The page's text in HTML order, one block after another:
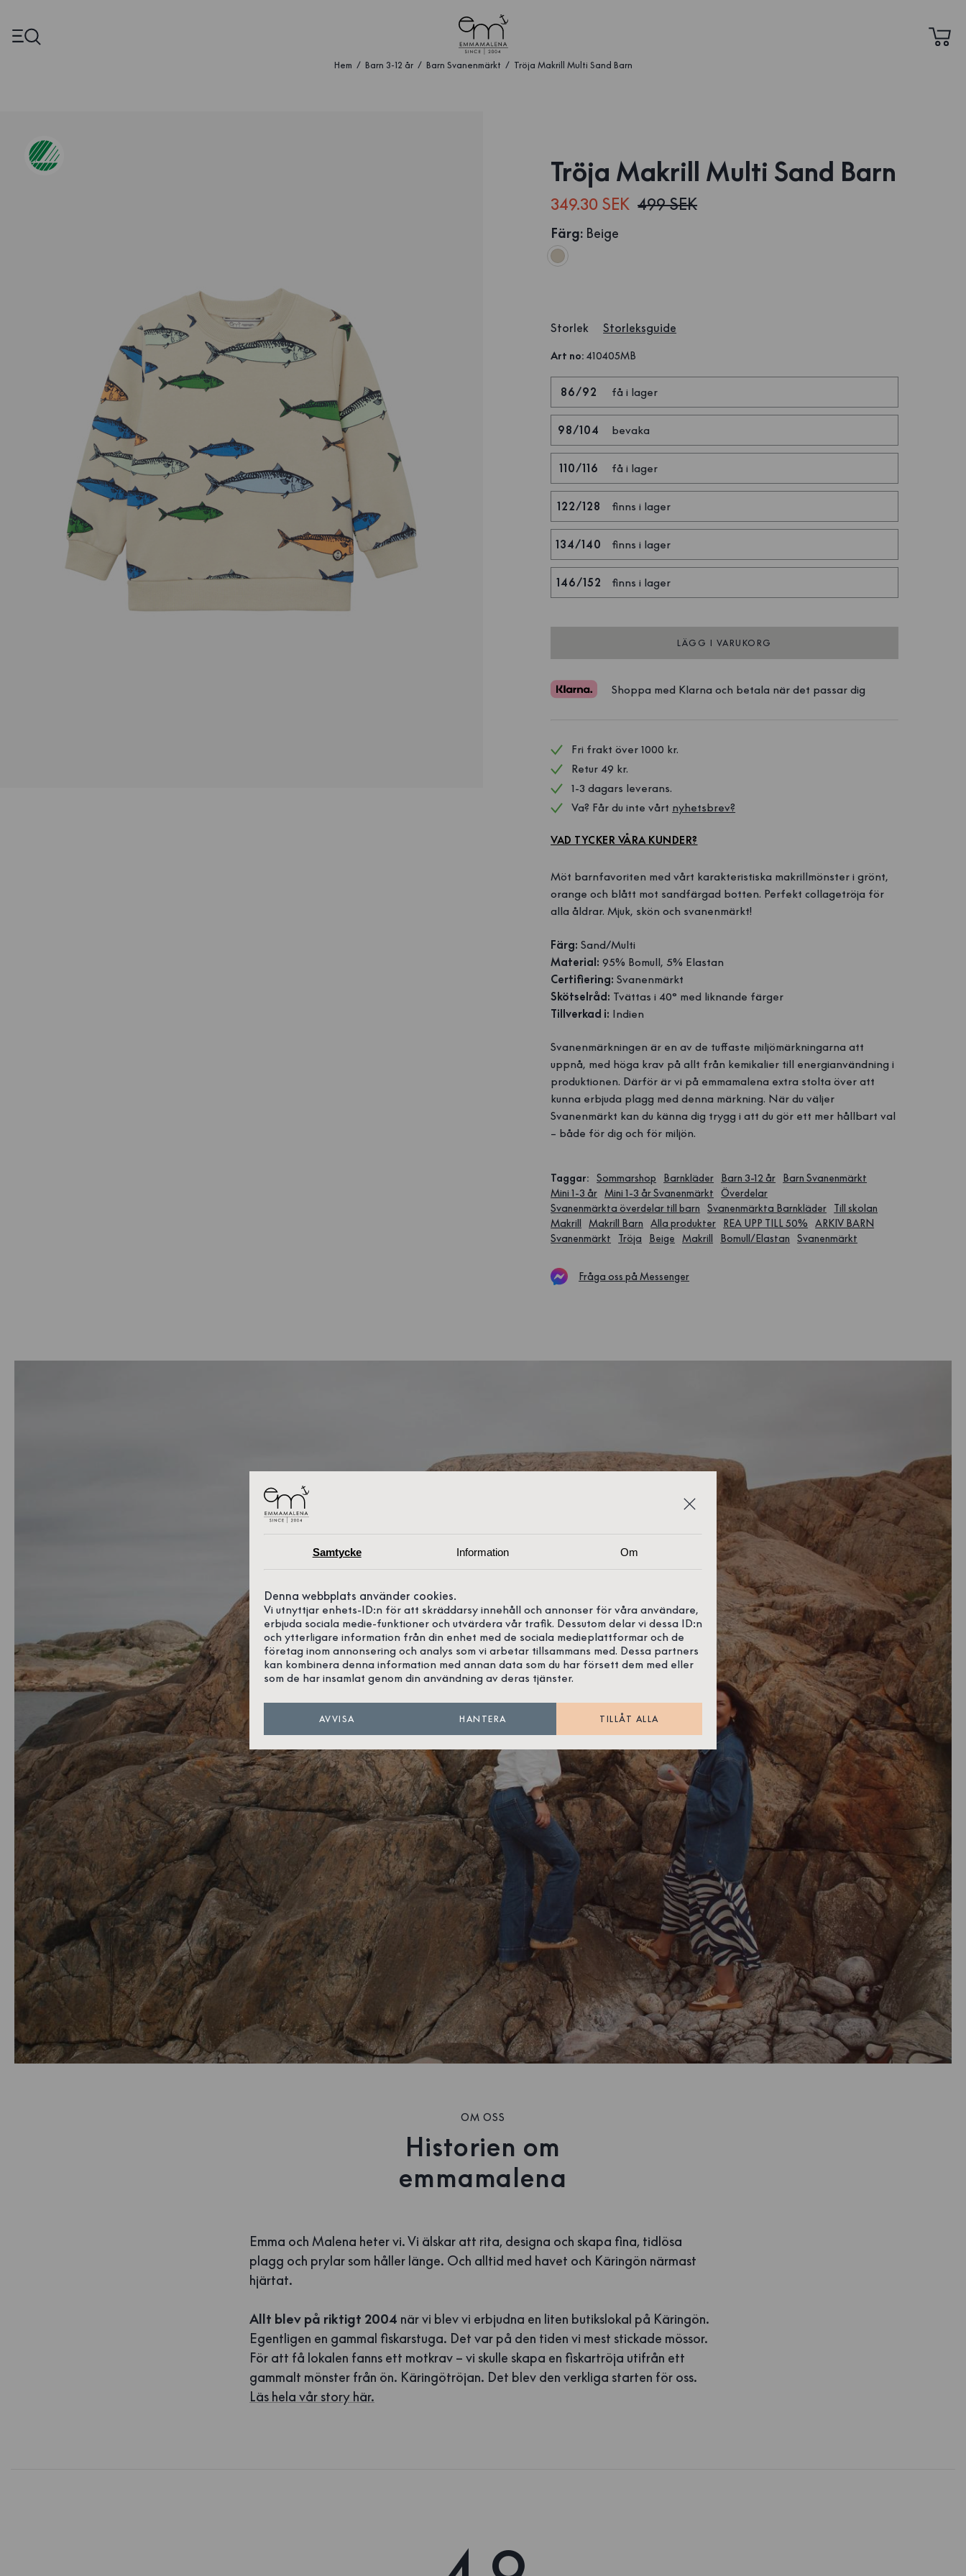
Hem Barn 3-12 år Barn Svanenmärkt Tröja Makrill Multi Sand Barn
Tröja Makrill Multi Sand Barn
349.30 SEK 499 SEK
Färg: Beige
Storlek Storleksguide
Art no: 410405MB
86/92 få i lager
98/104 bevaka
110/116 få i lager
122/128 finns i lager
134/140 finns i lager
146/152 finns i lager
LÄGG I VARUKORG
Shoppa med Klarna och betala när det passar dig
Fri frakt över 1000 kr.
Retur 49 kr.
1-3 dagars leverans.
Va? Får du inte vårt nyhetsbrev?
VAD TYCKER VÅRA KUNDER?
Möt barnfavoriten med vårt karakteristiska makrillmönster i grönt,
orange och blått mot sandfärgad botten. Perfekt collagetröja för
alla åldrar. Mjuk, skön och svanenmärkt!
Färg: Sand/Multi
Material: 95% Bomull, 5% Elastan
Certifiering: Svanenmärkt
Skötselråd: Tvättas i 40° med liknande färger
Tillverkad i: Indien
Svanenmärkningen är en av de tuffaste miljömärkningarna att
uppnå, med höga krav på allt från kemikalier till energianvändning i
produktionen. Därför är vi på emmamalena extra stolta över att
kunna erbjuda plagg med denna märkning. När du väljer
Svanenmärkt kan du känna dig trygg i att du gör ett mer hållbart val
– både för dig och för miljön.
Taggar: Sommarshop Barnkläder Barn 3-12 år
Barn Svanenmärkt
Mini 1-3 år Mini 1-3 år Svanenmärkt
Överdelar
Svanenmärkta överdelar till barn
Svanenmärkta Barnkläder
Till skolan
Makrill
Makrill Barn Alla produkter REA UPP TILL 50%
ARKIV BARN
Svanenmärkt
Tröja Beige Makrill Bomull/Elastan Svanenmärkt
Fråga oss på Messenger
OM OSS
Historien om
emmamalena
Emma och Malena heter vi. Vi älskar att rita, designa och skapa fina, tidlösa
plagg och prylar som håller länge. Och alltid med havet och Käringön närmast
hjärtat.
Allt blev på riktigt 2004 när vi blev vi erbjudna en liten butikslokal på Käringön.
Egentligen en gammal fiskarstuga. Det var på den tiden vi mest stickade mössor.
För att få lokalen fanns ett motkrav – vi skulle skapa en fiskartröja utifrån ett
gammalt mönster från ön. Käringötröjan. Det blev den verkliga starten för oss.
Läs hela vår story här.
Samtycke Information Om
Denna webbplats använder cookies.
Vi utnyttjar enhets-ID:n för att skräddarsy innehåll och annonser för våra användare,
erbjuda sociala medie-funktioner och utvärdera vår trafik. Dessutom delar vi dessa ID:n
och ytterligare information från din enhet med de sociala medieplattformar och de
företag inom annonsering och analys som vi arbetar tillsammans med. Dessa partners
kan kombinera denna information med annan data som du har försett dem med eller
som de har insamlat genom din användning av deras tjänster.
AVVISA HANTERA TILLÅT ALLA